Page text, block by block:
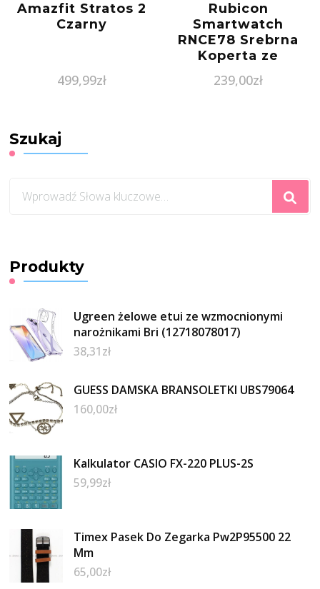
Amazfit Stratos 2
Czarny
499,99zł
Rubicon
Smartwatch
RNCE78 Srebrna
Koperta ze
Skórzanym
Paskiem
239,00zł
Szukaj
czegoś?
Produkty
Ugreen żelowe etui ze wzmocnionymi
narożnikami Bri (12718078017)
38,31zł
GUESS DAMSKA BRANSOLETKI UBS79064
160,00zł
Kalkulator CASIO FX-220 PLUS-2S
59,99zł
Timex Pasek Do Zegarka Pw2P95500 22
Mm
65,00zł